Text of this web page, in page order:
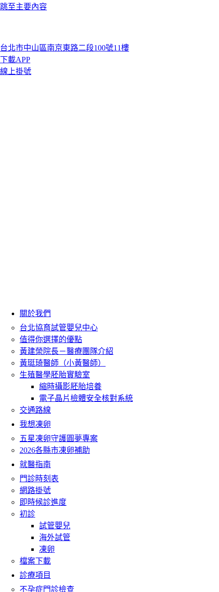
跳至主要內容
台北市中山區南京東路二段100號11樓
下載APP
線上掛號
關於我們
台北協育試管嬰兒中心
值得你選擇的優點
黃建榮院長－醫療團隊介紹
黃珽琦醫師（小黃醫師）
生殖醫學胚胎實驗室
縮時攝影胚胎培養
電子晶片檢體安全核對系統
交通路線
我想凍卵
五星凍卵守護圓夢專案
2026各縣市凍卵補助
就醫指南
門診時刻表
網路掛號
即時候診進度
初診
試管嬰兒
海外試管
凍卵
檔案下載
診療項目
不孕症門診檢查